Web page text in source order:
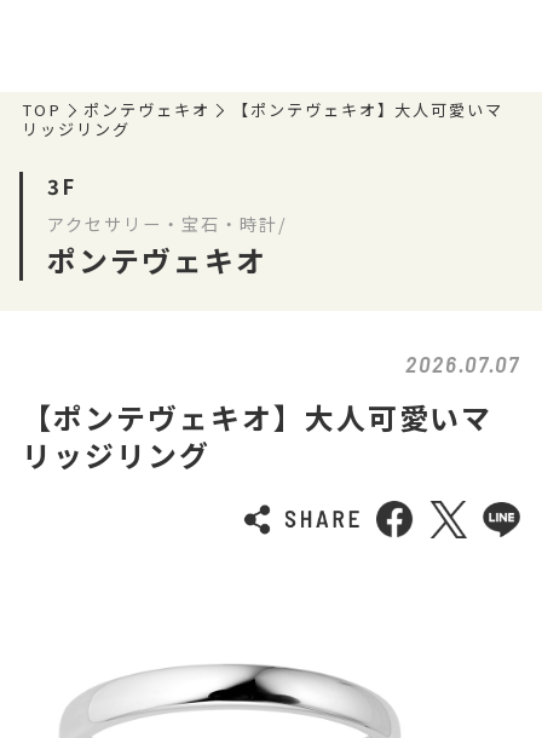
TOP ポンテヴェキオ
【ポンテヴェキオ】大人可愛いマ
リッジリング
3F
アクセサリー・宝石・時計/
ポンテヴェキオ
2026.07.07
【ポンテヴェキオ】大人可愛いマ
リッジリング